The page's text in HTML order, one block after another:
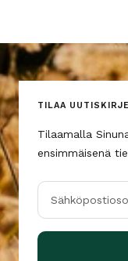
TILAA UUTISKIRJE
Tilaamalla
ensimmäisenä